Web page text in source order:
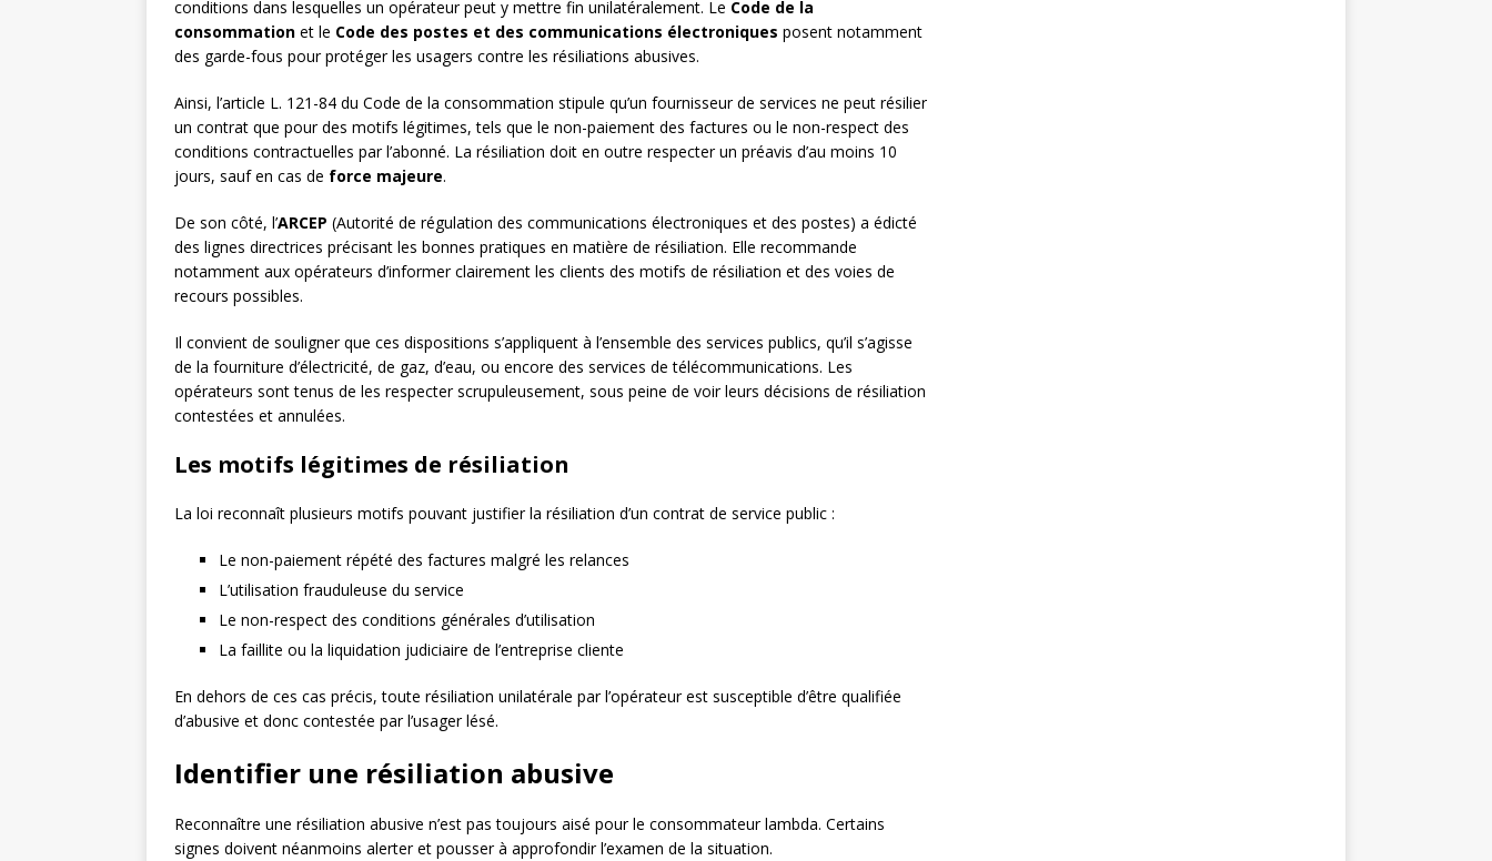
conditions dans lesquelles un opérateur peut y mettre fin unilatéralement. Le Code de la
consommation et le Code des postes et des communications électroniques posent notamment
des garde-fous pour protéger les usagers contre les résiliations abusives.
Ainsi, l’article L. 121-84 du Code de la consommation stipule qu’un fournisseur de services ne peut résilier
un contrat que pour des motifs légitimes, tels que le non-paiement des factures ou le non-respect des
conditions contractuelles par l’abonné. La résiliation doit en outre respecter un préavis d’au moins 10
jours, sauf en cas de force majeure.
De son côté, l’ARCEP (Autorité de régulation des communications électroniques et des postes) a édicté
des lignes directrices précisant les bonnes pratiques en matière de résiliation. Elle recommande
notamment aux opérateurs d’informer clairement les clients des motifs de résiliation et des voies de
recours possibles.
Il convient de souligner que ces dispositions s’appliquent à l’ensemble des services publics, qu’il s’agisse
de la fourniture d’électricité, de gaz, d’eau, ou encore des services de télécommunications. Les
opérateurs sont tenus de les respecter scrupuleusement, sous peine de voir leurs décisions de résiliation
contestées et annulées.
Les motifs légitimes de résiliation
La loi reconnaît plusieurs motifs pouvant justifier la résiliation d’un contrat de service public :
Le non-paiement répété des factures malgré les relances
L’utilisation frauduleuse du service
Le non-respect des conditions générales d’utilisation
La faillite ou la liquidation judiciaire de l’entreprise cliente
En dehors de ces cas précis, toute résiliation unilatérale par l’opérateur est susceptible d’être qualifiée
d’abusive et donc contestée par l’usager lésé.
Identifier une résiliation abusive
Reconnaître une résiliation abusive n’est pas toujours aisé pour le consommateur lambda. Certains
signes doivent néanmoins alerter et pousser à approfondir l’examen de la situation.